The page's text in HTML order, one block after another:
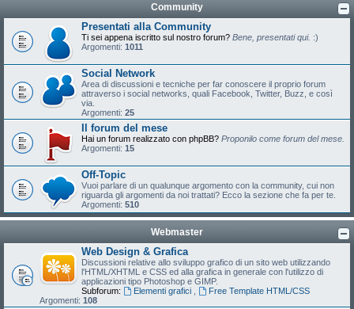
Community
Presentati alla Community
Ti sei appena iscritto sul nostro forum? Bene, presentati qui. :)
Argomenti: 1011
Social Network
Area di discussioni e tecniche per far conoscere il proprio forum
attraverso i social networks, quali Facebook, Twitter, Buzz, e così
via.
Argomenti: 25
Il forum del mese
Hai un forum realizzato con phpBB? Proponilo come forum del mese.
Argomenti: 15
Off-Topic
Vuoi parlare di un qualunque argomento con la community, cui non
riguarda gli argomenti da noi trattati? Ecco la sezione che fa per te.
Argomenti: 510
Webmaster
Web Design & Grafica
Discussioni relative allo sviluppo grafico di un sito web utilizzando
l'HTML/XHTML e CSS ed alla grafica in generale con l'utilizzo di
applicazioni tipo Photoshop e GIMP.
Subforum:
Elementi grafici
Free Template HTML/CSS
Argomenti: 108